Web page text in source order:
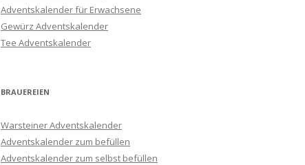
Adventskalender für Erwachsene
Gewürz Adventskalender
Tee Adventskalender
BRAUEREIEN
Warsteiner Adventskalender
Adventskalender zum befüllen
Adventskalender zum selbst befüllen